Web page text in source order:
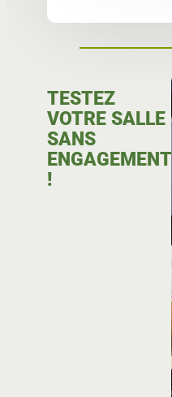
TESTEZ
VOTRE SALLE
SANS
ENGAGEMENT
!